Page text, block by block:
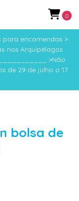
para encomendas >
nos Arquipélagos
>Não
de 29 de julho a 17
0
bolsa de